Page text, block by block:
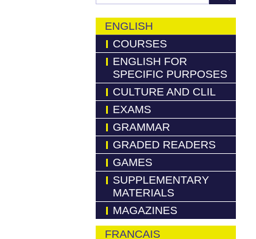
ENGLISH
COURSES
ENGLISH FOR
SPECIFIC PURPOSES
CULTURE AND CLIL
EXAMS
GRAMMAR
GRADED READERS
GAMES
SUPPLEMENTARY
MATERIALS
MAGAZINES
FRANCAIS